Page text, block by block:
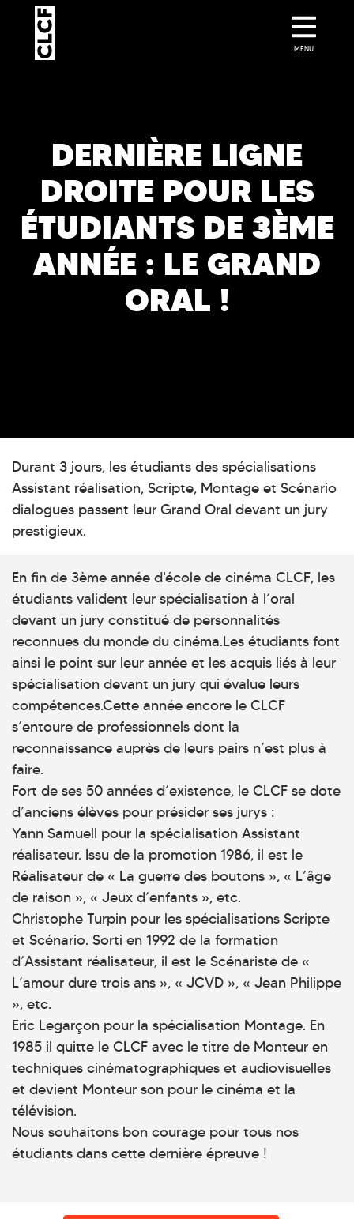
DERNIÈRE LIGNE
DROITE POUR LES
ÉTUDIANTS DE 3ÈME
ANNÉE : LE GRAND
ORAL !
Durant 3 jours, les étudiants des spécialisations
Assistant réalisation, Scripte, Montage et Scénario
dialogues passent leur Grand Oral devant un jury
prestigieux.
En fin de 3ème année d'école de cinéma CLCF, les
étudiants valident leur spécialisation à l’oral
devant un jury constitué de personnalités
reconnues du monde du cinéma.Les étudiants font
ainsi le point sur leur année et les acquis liés à leur
spécialisation devant un jury qui évalue leurs
compétences.Cette année encore le CLCF
s’entoure de professionnels dont la
reconnaissance auprès de leurs pairs n’est plus à
faire.
Fort de ses 50 années d’existence, le CLCF se dote
d’anciens élèves pour présider ses jurys :
Yann Samuell pour la spécialisation Assistant
réalisateur. Issu de la promotion 1986, il est le
Réalisateur de « La guerre des boutons », « L’âge
de raison », « Jeux d’enfants », etc.
Christophe Turpin pour les spécialisations Scripte
et Scénario. Sorti en 1992 de la formation
d’Assistant réalisateur, il est le Scénariste de «
L’amour dure trois ans », « JCVD », « Jean Philippe
», etc.
Eric Legarçon pour la spécialisation Montage. En
1985 il quitte le CLCF avec le titre de Monteur en
techniques cinématographiques et audiovisuelles
et devient Monteur son pour le cinéma et la
télévision.
Nous souhaitons bon courage pour tous nos
étudiants dans cette dernière épreuve !
MENU